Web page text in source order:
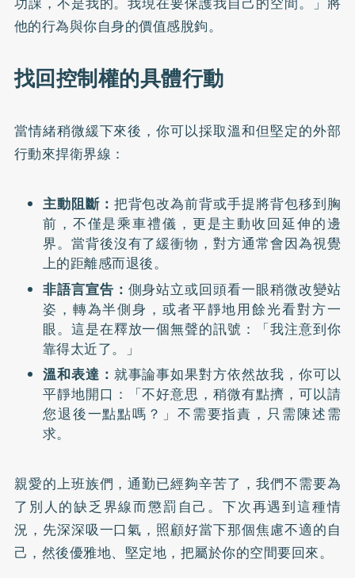
他的行為與你自身的價值感脫鉤。
找回控制權的具體行動
當情緒稍微緩下來後，你可以採取溫和但堅定的外部
行動來捍衛界線：
主動阻斷： 把背包改為前背或手提將背包移到胸
前，不僅是乘車禮儀，更是主動收回延伸的邊
界。當背後沒有了緩衝物，對方通常會因為視覺
上的距離感而退後。
非語言宣告： 側身站立或回頭看一眼稍微改變站
姿，轉為半側身，或者平靜地用餘光看對方一
眼。這是在釋放一個無聲的訊號：「我注意到你
靠得太近了。」
溫和表達： 就事論事如果對方依然故我，你可以
平靜地開口：「不好意思，稍微有點擠，可以請
您退後一點點嗎？」不需要指責，只需陳述需
求。
親愛的上班族們，通勤已經夠辛苦了，我們不需要為
了別人的缺乏界線而懲罰自己。下次再遇到這種情
況，先深深吸一口氣，照顧好當下那個焦慮不適的自
己，然後優雅地、堅定地，把屬於你的空間要回來。